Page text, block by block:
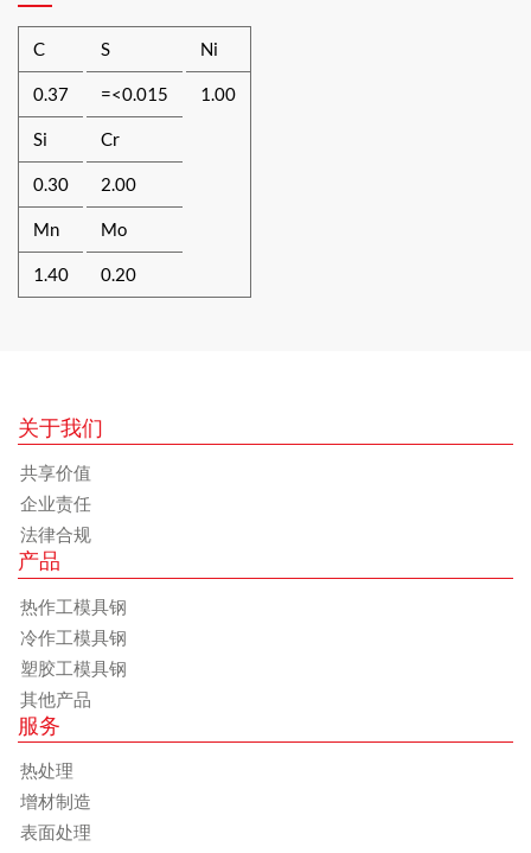
C
0.37
Si
0.30
Mn
1.40
S
=<0.015
Cr
2.00
Mo
0.20
Ni
1.00
关于我们
共享价值
企业责任
法律合规
产品
热作工模具钢
冷作工模具钢
塑胶工模具钢
其他产品
服务
热处理
增材制造
表面处理